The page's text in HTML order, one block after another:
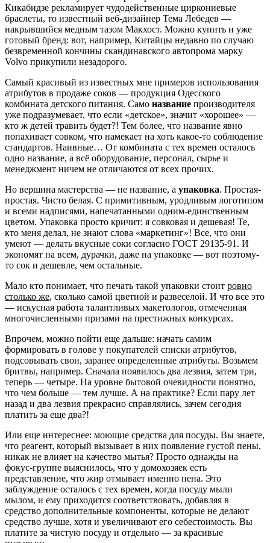
Кикабидзе рекламирует чудодейственные циркониевые
браслеты, то известный веб-дизайнер Тема Лебедев —
накрывшийся медным тазом Макхост. Можно купить и уже
готовый бренд: вот, например, Китайцы недавно по случаю
безвременной кончины скандинавского автопрома марку
Volvo прикупили незадорого.
Самый красивый из известных мне примеров использования
атрибутов в продаже соков — продукция Одесского
комбината детского питания. Само название производителя
уже подразумевает, что если «детское», значит «хорошее» —
кто ж детей травить будет?! Тем более, что название явно
попахивает совком, что намекает на хоть какое-то соблюдение
стандартов. Наивные… От комбината с тех времен осталось
одно название, а всё оборудование, персонал, сырье и
менеджмент ничем не отличаются от всех прочих.
Но вершина мастерства — не название, а упаковка. Простая-
простая. Чисто белая. С примитивным, уродливым логотипом
и всеми надписями, напечатанными одним-единственным
цветом. Упаковка просто кричит: я совковая и дешевая! Те,
кто меня делал, не знают слова «маркетинг»! Все, что они
умеют — делать вкусные соки согласно ГОСТ 29135-91. И
экономят на всем, дурачки, даже на упаковке — вот поэтому-
то сок и дешевле, чем остальные.
Мало кто понимает, что печать такой упаковки стоит ровно
столько же, сколько самой цветной и развеселой. И что все это
— искусная работа талантливых макетологов, отмеченная
многочисленными призами на престижных конкурсах.
Впрочем, можно пойти еще дальше: начать самим
формировать в голове у покупателей списки атрибутов,
подсовывать свои, заранее определенные атрибуты. Возьмем
бритвы, например. Сначала появилось два лезвия, затем три,
теперь — четыре. На уровне бытовой очевидности понятно,
что чем больше — тем лучше. А на практике? Если пару лет
назад и два лезвия прекрасно справлялись, зачем сегодня
платить за еще два?!
Или еще интереснее: моющие средства для посуды. Вы знаете,
что реагент, который вызывает в них появление густой пены,
никак не влияет на качество мытья? Просто однажды на
фокус-группе выяснилось, что у домохозяек есть
представление, что жир отмывает именно пена. Это
заблуждение осталось с тех времен, когда посуду мыли
мылом, и ему приходится соответствовать, добавляя в
средство дополнительные компоненты, которые не делают
средство лучше, хотя и увеличивают его себестоимость. Вы
платите за чистую посуду и отдельно — за красивые